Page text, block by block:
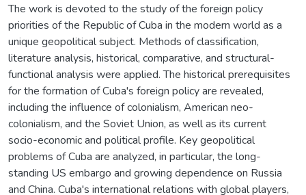
The work is devoted to the study of the foreign policy
priorities of the Republic of Cuba in the modern world as a
unique geopolitical subject. Methods of classification,
literature analysis, historical, comparative, and structural-
functional analysis were applied. The historical prerequisites
for the formation of Cuba's foreign policy are revealed,
including the influence of colonialism, American neo-
colonialism, and the Soviet Union, as well as its current
socio-economic and political profile. Key geopolitical
problems of Cuba are analyzed, in particular, the long-
standing US embargo and growing dependence on Russia
and China. Cuba's international relations with global players,